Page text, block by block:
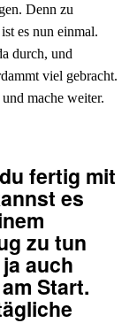
Denn zu
es nun einmal.
durch, und
viel gebracht.
mache weiter.
fertig mit
es
zu tun
auch
Start.